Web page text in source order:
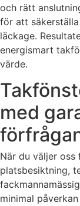
och rätt
för att
läckage.
energismart
värde.
med
När du väljer
platsbesiktning,
minimal